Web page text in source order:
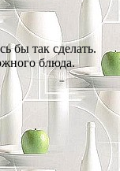
бы так сделать.
блюда.